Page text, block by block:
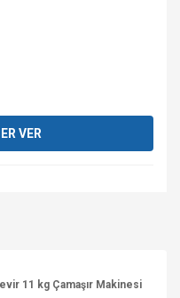
VER
11 kg Çamaşır Makinesi